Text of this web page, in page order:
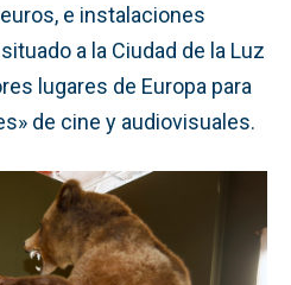
e instalaciones
a la Ciudad de la Luz
lugares de Europa para
de cine y audiovisuales.